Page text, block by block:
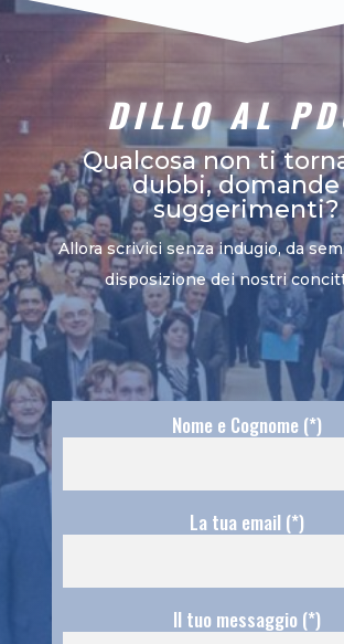
DILLO AL
Qualcosa non ti
dubbi, domande
suggerimenti?
Allora scrivici senza indugio, da
disposizione dei nostri
Nome e Cognome (*)
La tua email (*)
Il tuo messaggio (*)